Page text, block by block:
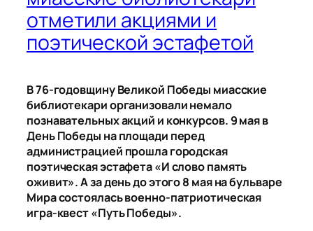
отметили акциями и
поэтической эстафетой
В 76-годовщину Великой Победы миасские
библиотекари организовали немало
познавательных акций и конкурсов. 9 мая в
День Победы на площади перед
администрацией прошла городская
поэтическая эстафета «И слово память
оживит». А за день до этого 8 мая на бульваре
Мира состоялась военно-патриотическая
игра-квест «Путь Победы».